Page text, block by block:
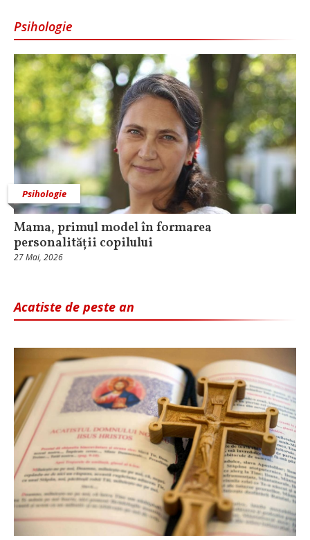
Psihologie
Psihologie
Mama, primul model în formarea
personalității copilului
27 Mai, 2026
Acatiste de peste an